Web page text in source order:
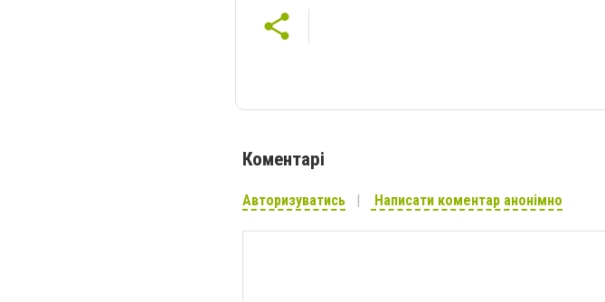
Коментарі
Авторизуватись Написати коментар анонімно